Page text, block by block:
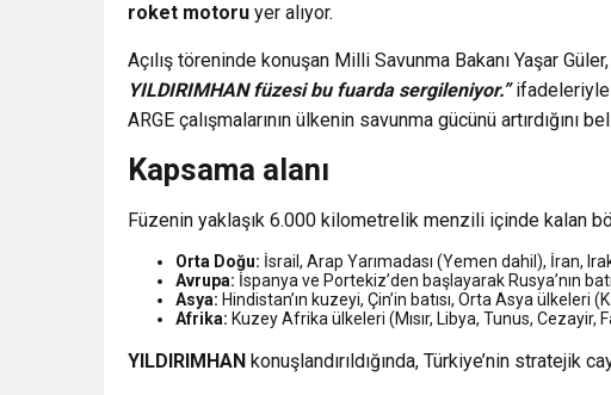
roket motoru yer alıyor.
Açılış töreninde konuşan Milli Savunma Bakanı Yaşar Güler,
YILDIRIMHAN füzesi bu fuarda sergileniyor.”ifadeleriyle
ARGE çalışmalarının ülkenin savunma gücünü artırdığını
Kapsama alanı
Füzenin yaklaşık 6.000 kilometrelik menzili içinde kalan
Orta Doğu: İsrail, Arap Yarımadası (Yemen dahil), İran,
Avrupa: İspanya ve Portekiz’den başlayarak Rusya’nın
Asya: Hindistan’ın kuzeyi, Çin’in batısı, Orta Asya
Afrika: Kuzey Afrika ülkeleri (Mısır, Libya, Tunus, Cezayir,
YILDIRIMHAN konuşlandırıldığında, Türkiye’nin stratejik